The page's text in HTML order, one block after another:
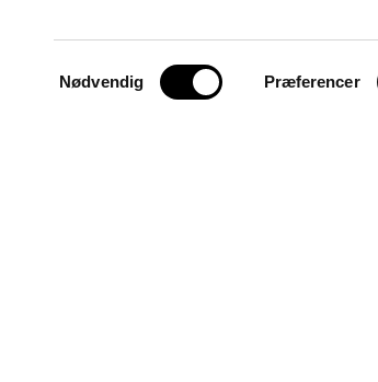
Samtykkevalg
Nødvendig Præferencer